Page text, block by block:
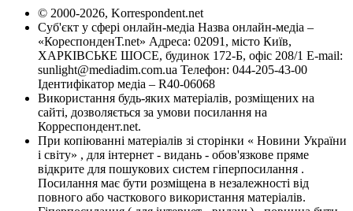
© 2000-2026, Korrespondent.net
Суб'єкт у сфері онлайн-медіа Назва онлайн-медіа –
«КореспонденТ.net» Адреса: 02091, місто Київ,
ХАРКІВСЬКЕ ШОСЕ, будинок 172-Б, офіс 208/1 E-mail:
sunlight@mediadim.com.ua Телефон: 044-205-43-00
Ідентифікатор медіа – R40-06068
Використання будь-яких матеріалів, розміщених на
сайті, дозволяється за умови посилання на
Корреспондент.net.
При копіюванні матеріалів зі сторінки « Новини України
і світу» , для інтернет - видань - обов'язкове пряме
відкрите для пошукових систем гіперпосилання .
Посилання має бути розміщена в незалежності від
повного або часткового використання матеріалів.